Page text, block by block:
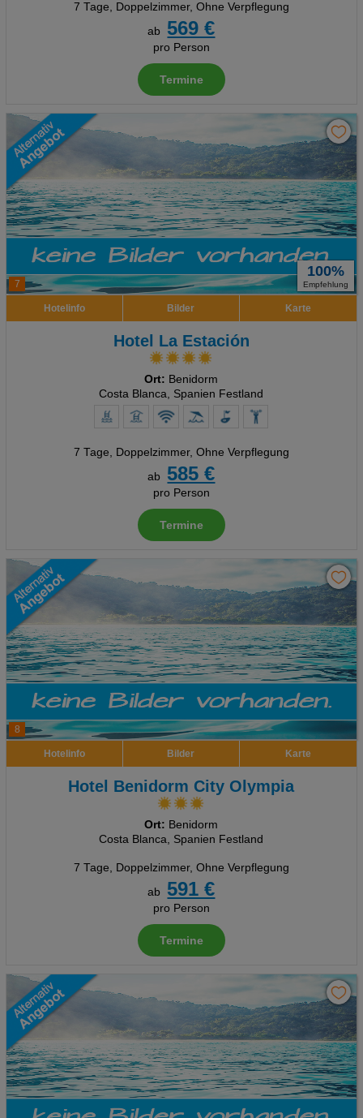
Erweiterte Einstellungen
7 Tage, Doppelzimmer, Ohne Verpflegung
ab
569 €
pro Person
Termine
7
100%
Empfehlung
Hotelinfo Bilder Karte
Hotel La Estación
Ort: Benidorm
Costa Blanca, Spanien Festland
7 Tage, Doppelzimmer, Ohne Verpflegung
ab
585 €
pro Person
Termine
8
Hotelinfo Bilder Karte
Hotel Benidorm City Olympia
Ort: Benidorm
Costa Blanca, Spanien Festland
7 Tage, Doppelzimmer, Ohne Verpflegung
ab
591 €
pro Person
Termine